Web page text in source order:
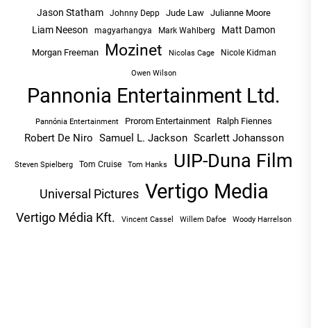
Jason Statham Johnny Depp Jude Law Julianne Moore
Liam Neeson magyarhangya Mark Wahlberg Matt Damon
Morgan Freeman Mozinet Nicolas Cage Nicole Kidman
Owen Wilson
Pannonia Entertainment Ltd.
Pannónia Entertainment Prorom Entertainment Ralph Fiennes
Robert De Niro Samuel L. Jackson Scarlett Johansson
Steven Spielberg Tom Cruise Tom Hanks UIP-Duna Film
Universal Pictures Vertigo Media
Vertigo Média Kft. Vincent Cassel Willem Dafoe Woody Harrelson